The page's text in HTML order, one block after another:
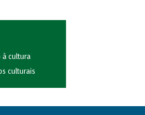
à cultura
culturais